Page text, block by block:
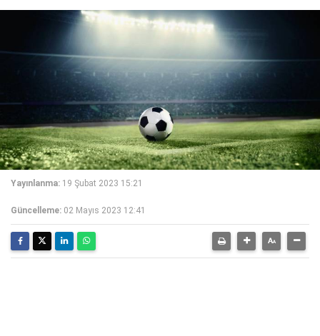
Yayınlanma: 19 Şubat 2023 15:21
Güncelleme: 02 Mayıs 2023 12:41